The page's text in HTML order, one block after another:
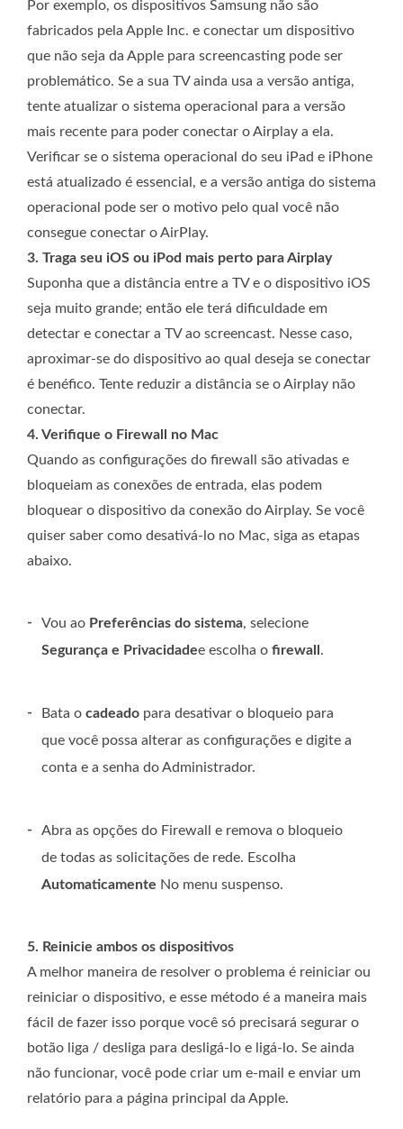
Por exemplo, os dispositivos Samsung não são
fabricados pela Apple Inc. e conectar um dispositivo
que não seja da Apple para screencasting pode ser
problemático. Se a sua TV ainda usa a versão antiga,
tente atualizar o sistema operacional para a versão
mais recente para poder conectar o Airplay a ela.
Verificar se o sistema operacional do seu iPad e iPhone
está atualizado é essencial, e a versão antiga do sistema
operacional pode ser o motivo pelo qual você não
consegue conectar o AirPlay.
3. Traga seu iOS ou iPod mais perto para Airplay
Suponha que a distância entre a TV e o dispositivo iOS
seja muito grande; então ele terá dificuldade em
detectar e conectar a TV ao screencast. Nesse caso,
aproximar-se do dispositivo ao qual deseja se conectar
é benéfico. Tente reduzir a distância se o Airplay não
conectar.
4. Verifique o Firewall no Mac
Quando as configurações do firewall são ativadas e
bloqueiam as conexões de entrada, elas podem
bloquear o dispositivo da conexão do Airplay. Se você
quiser saber como desativá-lo no Mac, siga as etapas
abaixo.
- Vou ao Preferências do sistema, selecione
Segurança e Privacidadee escolha o firewall .
- Bata o cadeado para desativar o bloqueio para
que você possa alterar as configurações e digite a
conta e a senha do Administrador.
-
Abra as opções do Firewall e remova o bloqueio
de todas as solicitações de rede. Escolha
Automaticamente No menu suspenso.
5. Reinicie ambos os dispositivos
A melhor maneira de resolver o problema é reiniciar ou
reiniciar o dispositivo, e esse método é a maneira mais
fácil de fazer isso porque você só precisará segurar o
botão liga / desliga para desligá-lo e ligá-lo. Se ainda
não funcionar, você pode criar um e-mail e enviar um
relatório para a página principal da Apple.